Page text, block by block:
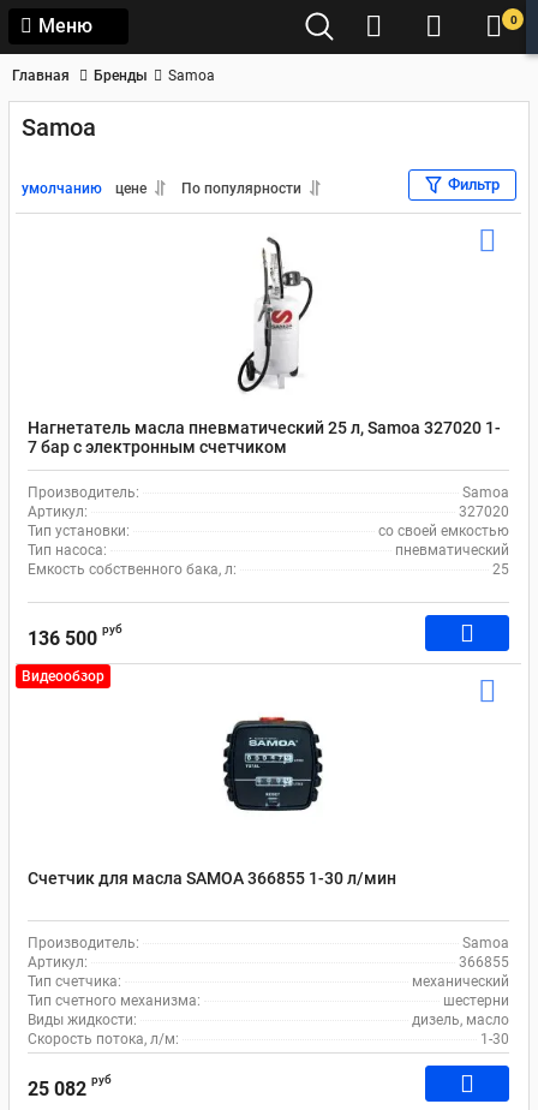
Меню 0
Главная Бренды Samoa
Samoa
умолчанию цене По популярности Фильтр
Нагнетатель масла пневматический 25 л, Samoa 327020 1-
7 бар с электронным счетчиком
Производитель:
Samoa
Артикул:
327020
Тип установки:
со своей емкостью
Тип насоса:
пневматический
Емкость собственного бака, л:
25
136 500 руб
Видеообзор
Счетчик для масла SAMOA 366855 1-30 л/мин
Производитель:
Samoa
Артикул:
366855
Тип счетчика:
механический
Тип счетного механизма:
шестерни
Виды жидкости:
дизель, масло
Скорость потока, л/м:
1-30
25 082 руб